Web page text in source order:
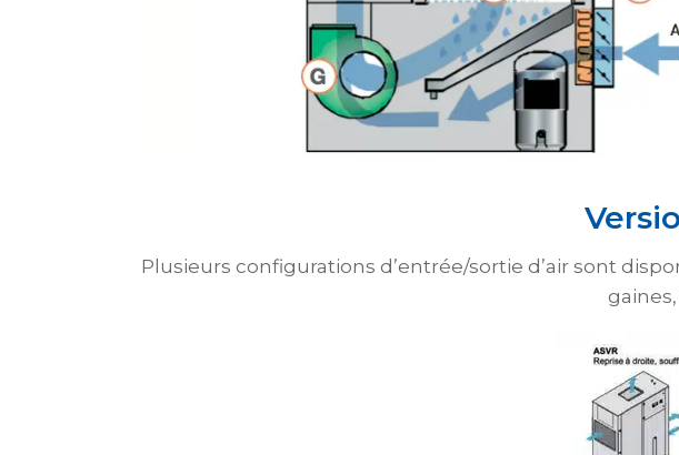
Plusieurs configurations d’entrée/sortie d’air sont